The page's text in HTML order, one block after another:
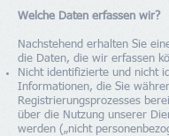
Welche Daten erfassen wir?
Nachstehend erhalten Sie
die Daten, die wir erfassen
Nicht identifizierte und nicht
Informationen, die Sie
Registrierungsprozesses
über die Nutzung unserer
werden („nicht